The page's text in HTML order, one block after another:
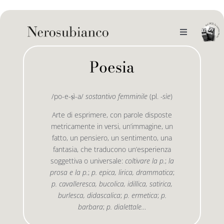
to
Toggle
Navigation
noi
il catalogo
le bandiere le drizze
le bandiere le bandiere in verticale
Poesia
/po-e-ṣì-a/ sostantivo femminile (pl. -sìe)
Arte di esprimere, con parole disposte
metricamente in versi, un’immagine, un
fatto, un pensiero, un sentimento, una
fantasia, che traducono un’esperienza
soggettiva o universale: coltivare la p. ; la
prosa e la p. ; p. epica, lirica, drammatica;
p. cavalleresca, bucolica, idillica, satirica,
burlesca, didascalica; p. ermetica; p.
barbara; p. dialettale…